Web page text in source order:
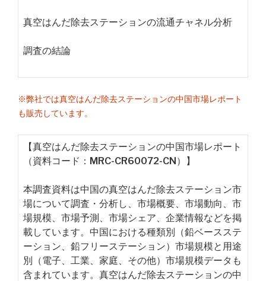
真空はんだ除去ステーションの流通チャネル分析
調査の結論
※弊社では真空はんだ除去ステーションの中国市場レポート
も販売しています。
【真空はんだ除去ステーションの中国市場レポート
（資料コード：MRC-CR60072-CN）】
本調査資料は中国の真空はんだ除去ステーション市
場について調査・分析し、市場概要、市場動向、市
場規模、市場予測、市場シェア、企業情報などを掲
載しています。中国における種類別（鉛ベースステ
ーション、鉛フリーステーション）市場規模と用途
別（電子、工業、家庭、その他）市場規模データも
含まれています。真空はんだ除去ステーションの中